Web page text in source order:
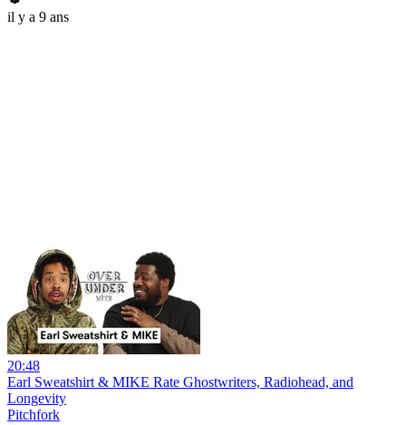
il y a 9 ans
20:48
Earl Sweatshirt & MIKE Rate Ghostwriters, Radiohead, and
Longevity
Pitchfork